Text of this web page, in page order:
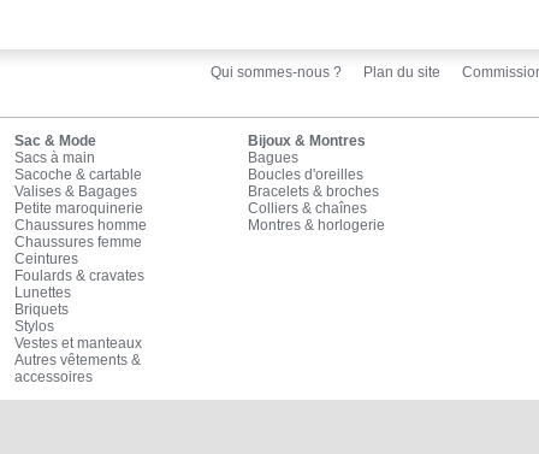
Qui sommes-nous ? Plan du site
Sac & Mode
Sacs à main
Sacoche & cartable
Valises & Bagages
Petite maroquinerie
Chaussures homme
Chaussures femme
Ceintures
Foulards & cravates
Lunettes
Briquets
Stylos
Vestes et manteaux
Autres vêtements &
accessoires
Bijoux & Montres
Bagues
Boucles d'oreilles
Bracelets & broches
Colliers & chaînes
Montres & horlogerie